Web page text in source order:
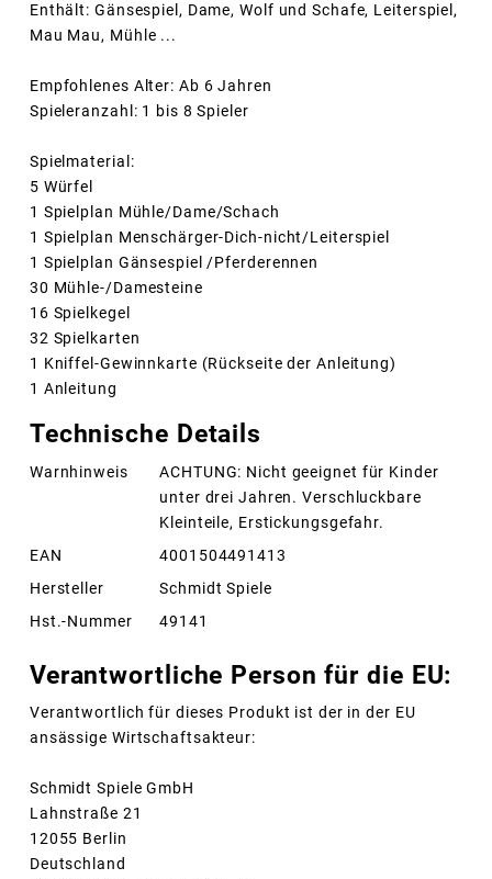
Enthält: Gänsespiel, Dame, Wolf und Schafe, Leiterspiel,
Mau Mau, Mühle ...
Empfohlenes Alter: Ab 6 Jahren
Spieleranzahl: 1 bis 8 Spieler
Spielmaterial:
5 Würfel
1 Spielplan Mühle/Dame/Schach
1 Spielplan Menschärger-Dich-nicht/Leiterspiel
1 Spielplan Gänsespiel /Pferderennen
30 Mühle-/Damesteine
16 Spielkegel
32 Spielkarten
1 Kniffel-Gewinnkarte (Rückseite der Anleitung)
1 Anleitung
Technische Details
Warnhinweis
ACHTUNG: Nicht geeignet für Kinder
unter drei Jahren. Verschluckbare
Kleinteile, Erstickungsgefahr.
EAN
4001504491413
Hersteller
Schmidt Spiele
Hst.-Nummer
49141
Verantwortliche Person für die EU:
Verantwortlich für dieses Produkt ist der in der EU
ansässige Wirtschaftsakteur:
Schmidt Spiele GmbH
Lahnstraße 21
12055 Berlin
Deutschland